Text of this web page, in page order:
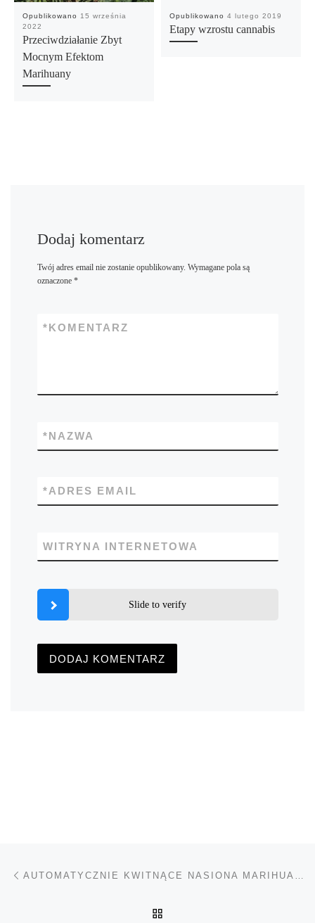
Opublikowano
15 września
2022
Przeciwdziałanie Zbyt
Mocnym Efektom
Marihuany
Opublikowano 4 lutego 2019
Etapy wzrostu cannabis
Dodaj komentarz
Twój adres email nie zostanie opublikowany. Wymagane pola są
oznaczone *
KOMENTARZ
*
NAZWA
*
ADRES EMAIL
*
WITRYNA INTERNETOWA
Slide to verify
Nawigacja wpisu